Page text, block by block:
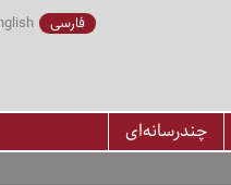
فارسی
چندرسانه‌ای